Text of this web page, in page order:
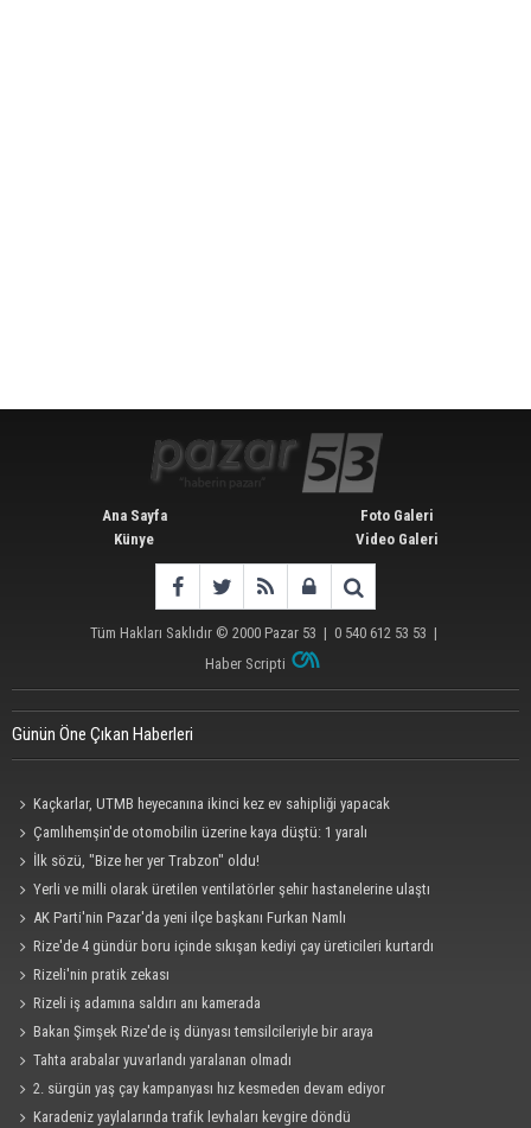
Ana Sayfa
Künye
Foto Galeri
Video Galeri
Tüm Hakları Saklıdır © 2000 Pazar 53 | 0 540 612 53 53 |
Haber Scripti
Günün Öne Çıkan Haberleri
Kaçkarlar, UTMB heyecanına ikinci kez ev sahipliği yapacak
Çamlıhemşin'de otomobilin üzerine kaya düştü: 1 yaralı
İlk sözü, "Bize her yer Trabzon" oldu!
Yerli ve milli olarak üretilen ventilatörler şehir hastanelerine ulaştı
AK Parti'nin Pazar'da yeni ilçe başkanı Furkan Namlı
Rize'de 4 gündür boru içinde sıkışan kediyi çay üreticileri kurtardı
Rizeli'nin pratik zekası
Rizeli iş adamına saldırı anı kamerada
Bakan Şimşek Rize'de iş dünyası temsilcileriyle bir araya
Tahta arabalar yuvarlandı yaralanan olmadı
2. sürgün yaş çay kampanyası hız kesmeden devam ediyor
Karadeniz yaylalarında trafik levhaları kevgire döndü